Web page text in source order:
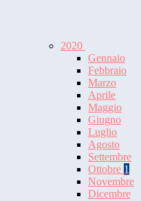
2020
Gennaio
Febbraio
Marzo
Aprile
Maggio
Giugno
Luglio
Agosto
Settembre
Ottobre 1
Novembre
Dicembre